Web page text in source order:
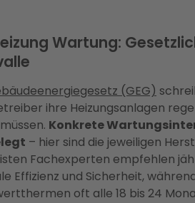
Wartung:
(GEG)
ihre Heizungsanlagen
Konkrete
– hier sind die jeweiligen
Fachexperten empfehlen
Effizienz und Sicherheit,
oft alle 18 bis 24